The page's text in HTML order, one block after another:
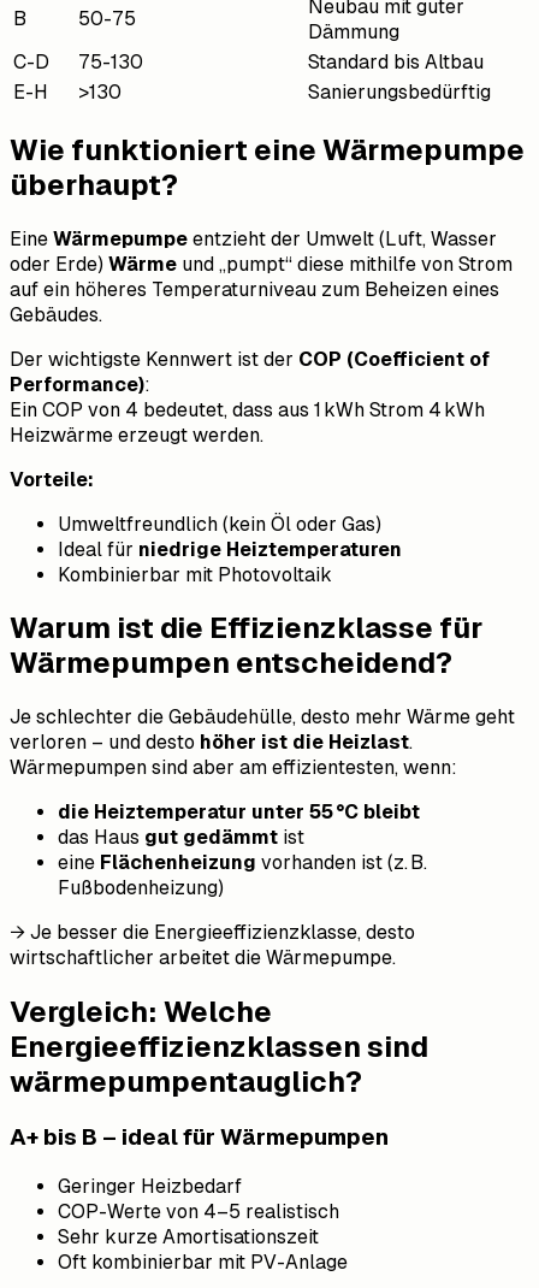
B
50-75
Neubau mit guter
Dämmung
C-D
75-130
Standard bis Altbau
E-H
>130 Sanierungsbedürftig
Wie funktioniert eine Wärmepumpe
überhaupt?
Eine Wärmepumpe entzieht der Umwelt (Luft, Wasser
oder Erde) Wärme und „pumpt“ diese mithilfe von Strom
auf ein höheres Temperaturniveau zum Beheizen eines
Gebäudes.
Der wichtigste Kennwert ist der COP (Coefficient of
Performance):
Ein COP von 4 bedeutet, dass aus 1 kWh Strom 4 kWh
Heizwärme erzeugt werden.
Vorteile:
Umweltfreundlich (kein Öl oder Gas)
Ideal für niedrige Heiztemperaturen
Kombinierbar mit Photovoltaik
Warum ist die Effizienzklasse für
Wärmepumpen entscheidend?
Je schlechter die Gebäudehülle, desto mehr Wärme geht
verloren – und desto höher ist die Heizlast.
Wärmepumpen sind aber am effizientesten, wenn:
die Heiztemperatur unter 55 °C bleibt
das Haus gut gedämmt ist
eine Flächenheizung vorhanden ist (z. B.
Fußbodenheizung)
→ Je besser die Energieeffizienzklasse, desto
wirtschaftlicher arbeitet die Wärmepumpe.
Vergleich: Welche
Energieeffizienzklassen sind
wärmepumpentauglich?
A+ bis B – ideal für Wärmepumpen
Geringer Heizbedarf
COP-Werte von 4–5 realistisch
Sehr kurze Amortisationszeit
Oft kombinierbar mit PV-Anlage